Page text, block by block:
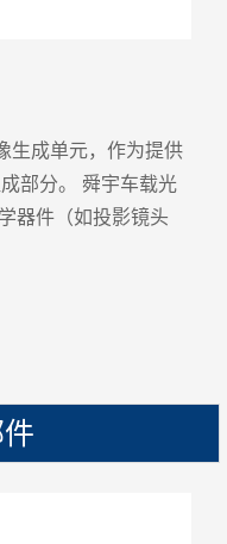
生成单元，作为提供
部分。 舜宇车载光
器件（如投影镜头